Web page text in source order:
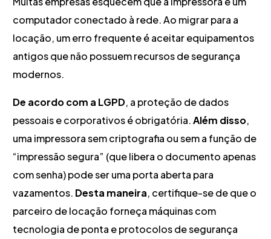
computador conectado à rede. Ao migrar para a
locação, um erro frequente é aceitar equipamentos
antigos que não possuem recursos de segurança
modernos.
De acordo com a LGPD, a proteção de dados
pessoais e corporativos é obrigatória.Além disso,
uma impressora sem criptografia ou sem a função de
“impressão segura” (que libera o documento apenas
com senha) pode ser uma porta aberta para
vazamentos. Desta maneira, certifique-se de que o
parceiro de locação forneça máquinas com
tecnologia de ponta e protocolos de segurança